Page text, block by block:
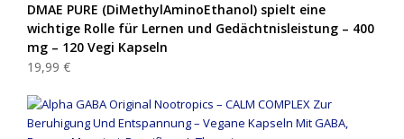
DMAE PURE (DiMethylAminoEthanol) spielt eine
wichtige Rolle für Lernen und Gedächtnisleistung – 400
mg – 120 Vegi Kapseln
19,99 €